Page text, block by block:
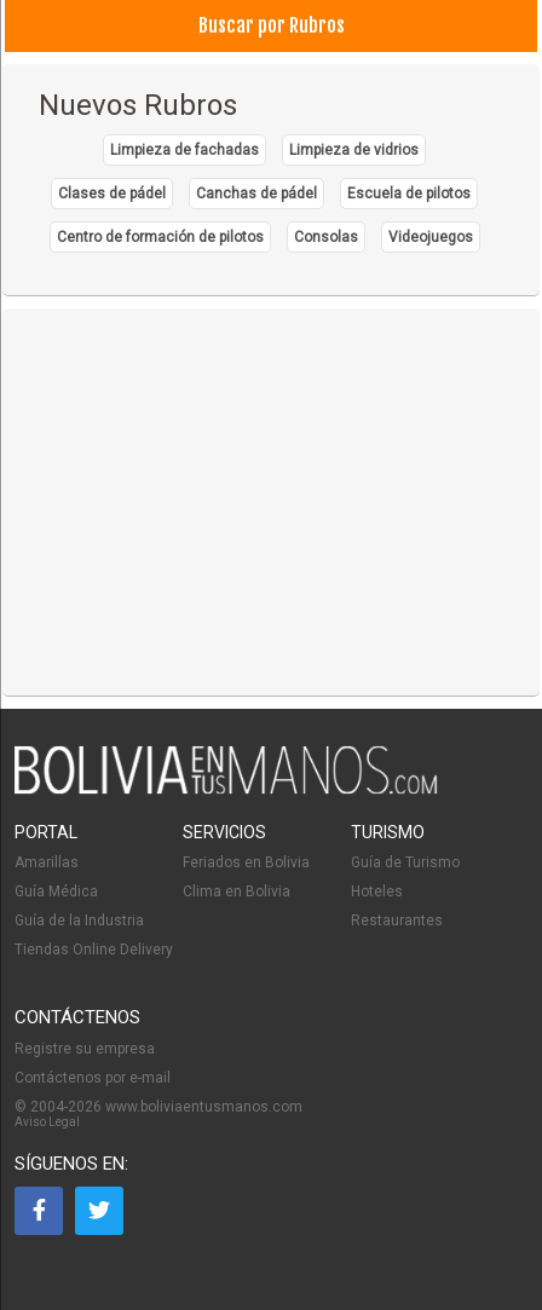
Buscar por Rubros
Nuevos Rubros
Limpieza de fachadas Limpieza de vidrios
Clases de pádel Canchas de pádel Escuela de pilotos
Centro de formación de pilotos Consolas Videojuegos
PORTAL
Amarillas
Guía Médica
Guía de la Industria
Tiendas Online Delivery
SERVICIOS
Feriados en Bolivia
Clima en Bolivia
TURISMO
Guía de Turismo
Hoteles
Restaurantes
CONTÁCTENOS
Registre su empresa
Contáctenos por e-mail
© 2004-2026 www.boliviaentusmanos.com
Aviso Legal
SÍGUENOS EN: